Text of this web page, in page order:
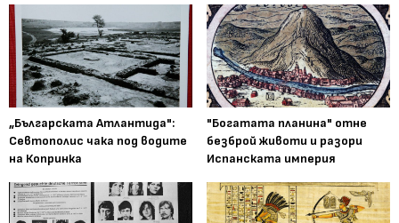
„Българската Атлантида":
Севтополис чака под водите
на Копринка
"Богатата планина" отне
безброй животи и разори
Испанската империя